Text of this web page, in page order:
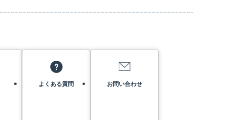
よくある質問 お問い合わせ